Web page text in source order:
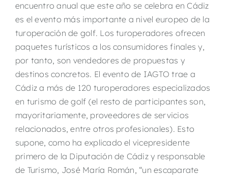
encuentro anual que este año se celebra en Cádiz
es el evento más importante a nivel europeo de la
turoperación de golf. Los turoperadores ofrecen
paquetes turísticos a los consumidores finales y,
por tanto, son vendedores de propuestas y
destinos concretos. El evento de IAGTO trae a
Cádiz a más de 120 turoperadores especializados
en turismo de golf (el resto de participantes son,
mayoritariamente, proveedores de servicios
relacionados, entre otros profesionales). Esto
supone, como ha explicado el vicepresidente
primero de la Diputación de Cádiz y responsable
de Turismo, José María Román, “un escaparate